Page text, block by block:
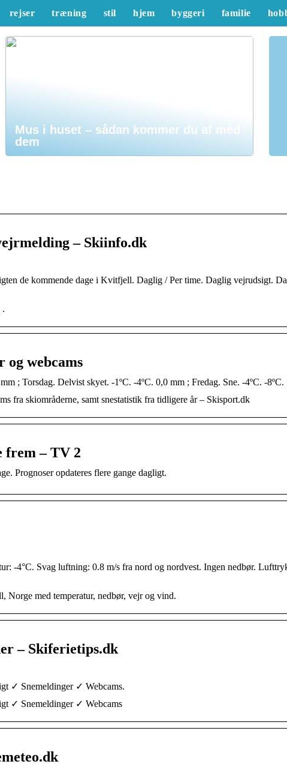
rejser træning stil hjem byggeri familie
Mus i huset – sådan kommer du af med
dem
– Skiinfo.dk
de kommende dage i Kvitfjell. Daglig / Per time. Daglig vejrudsigt.
.
og webcams
; Torsdag. Delvist skyet. -1ºC. -4ºC. 0,0 mm ; Fredag. Sne. -4ºC. -8ºC.
fra skiområderne, samt snestatistik fra tidligere år – Skisport.dk
frem – TV 2
Prognoser opdateres flere gange dagligt.
-4°C. Svag luftning: 0.8 m/s fra nord og nordvest. Ingen nedbør.
med temperatur, nedbør, vejr og vind.
– Skiferietips.dk
✓ Snemeldinger ✓ Webcams.
✓ Snemeldinger ✓ Webcams